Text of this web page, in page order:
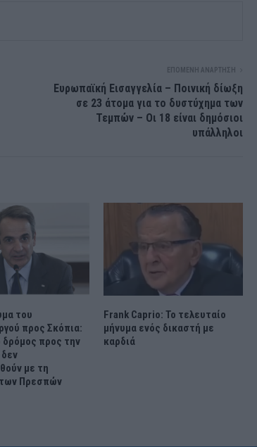
ΕΠΌΜΕΝΗ ΑΝΆΡΤΗΣΗ
Ευρωπαϊκή Εισαγγελία – Ποινική δίωξη
σε 23 άτομα για το δυστύχημα των
Τεμπών – Οι 18 είναι δημόσιοι
υπάλληλοι
του
προς Σκόπια:
δρόμος προς την
με τη
Πρεσπών
Frank Caprio: Το τελευταίο
μήνυμα ενός δικαστή με
καρδιά